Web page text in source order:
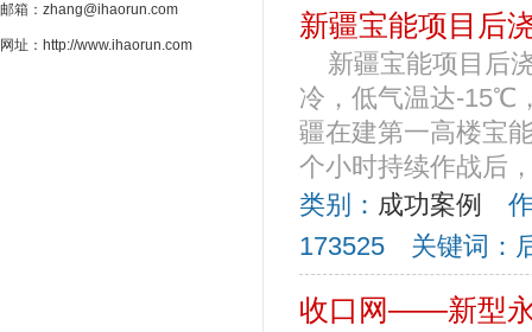
邮箱：zhang@ihaorun.com
网址：http://www.ihaorun.com
新疆宝能项目后
新疆宝能项目后
冷，低气温达-15℃
疆在建第一高楼宝
个小时持续作战后
类别： 成功案例
作
173525 关键词：
收口网——新型永